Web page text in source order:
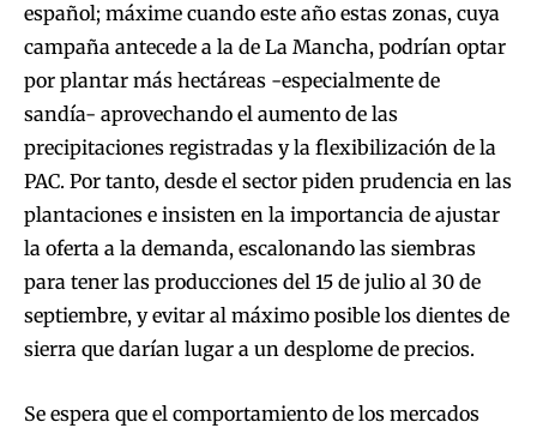
español; máxime cuando este año estas zonas, cuya
campaña antecede a la de La Mancha, podrían optar
por plantar más hectáreas -especialmente de
sandía- aprovechando el aumento de las
precipitaciones registradas y la flexibilización de la
PAC. Por tanto, desde el sector piden prudencia en las
plantaciones e insisten en la importancia de ajustar
la oferta a la demanda, escalonando las siembras
para tener las producciones del 15 de julio al 30 de
septiembre, y evitar al máximo posible los dientes de
sierra que darían lugar a un desplome de precios.
Se espera que el comportamiento de los mercados